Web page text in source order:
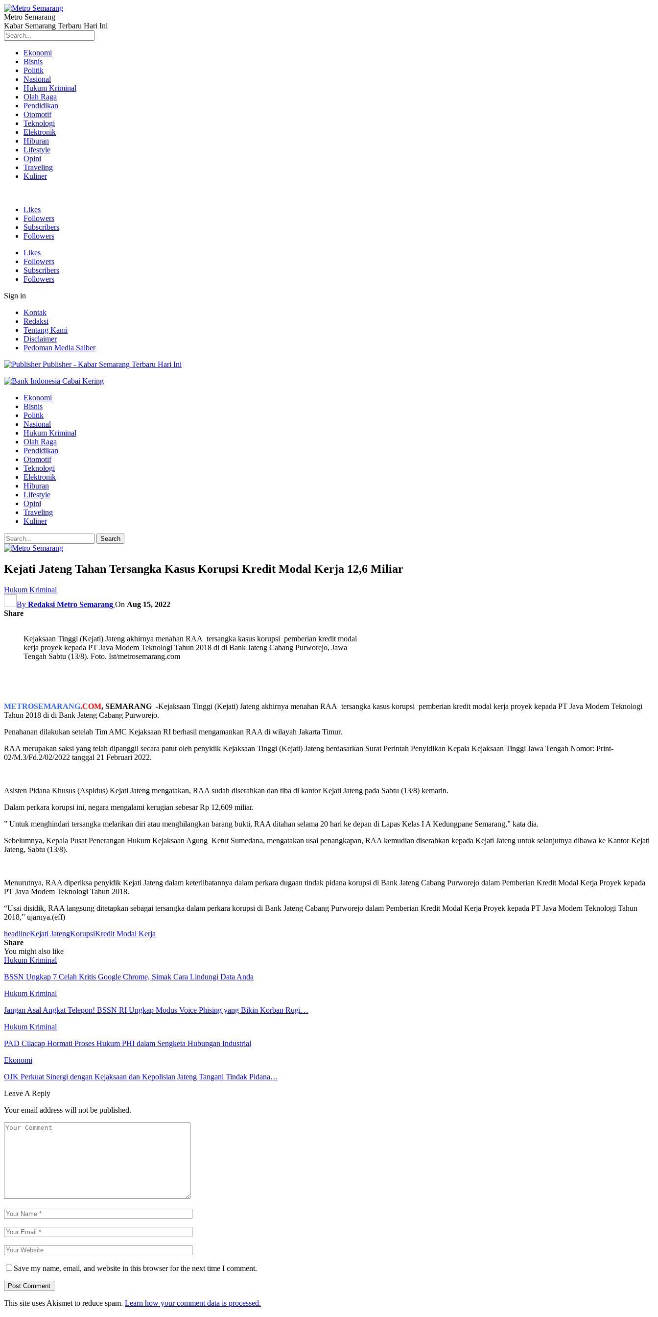
Metro Semarang
Kabar Semarang Terbaru Hari Ini
Ekonomi
Bisnis
Politik
Nasional
Hukum Kriminal
Olah Raga
Pendidikan
Otomotif
Teknologi
Elektronik
Hiburan
Lifestyle
Opini
Traveling
Kuliner
Likes
Followers
Subscribers
Followers
Likes
Followers
Subscribers
Followers
Sign in
Kontak
Redaksi
Tentang Kami
Disclaimer
Pedoman Media Saiber
Publisher - Kabar Semarang Terbaru Hari Ini
Ekonomi
Bisnis
Politik
Nasional
Hukum Kriminal
Olah Raga
Pendidikan
Otomotif
Teknologi
Elektronik
Hiburan
Lifestyle
Opini
Traveling
Kuliner
Kejati Jateng Tahan Tersangka Kasus Korupsi Kredit Modal Kerja 12,6 Miliar
Hukum Kriminal
By Redaksi Metro Semarang On Aug 15, 2022
Share
Kejaksaan Tinggi (Kejati) Jateng akhirnya menahan RAA tersangka kasus korupsi pemberian kredit modal
kerja proyek kepada PT Java Modem Teknologi Tahun 2018 di di Bank Jateng Cabang Purworejo, Jawa
Tengah Sabtu (13/8). Foto. Ist/metrosemarang.com
METROSEMARANG.COM, SEMARANG -Kejaksaan Tinggi (Kejati) Jateng akhirnya menahan RAA tersangka kasus korupsi pemberian kredit modal kerja proyek kepada PT Java Modem Teknologi
Tahun 2018 di di Bank Jateng Cabang Purworejo.
Penahanan dilakukan setelah Tim AMC Kejaksaan RI berhasil mengamankan RAA di wilayah Jakarta Timur.
RAA merupakan saksi yang telah dipanggil secara patut oleh penyidik Kejaksaan Tinggi (Kejati) Jateng berdasarkan Surat Perintah Penyidikan Kepala Kejaksaan Tinggi Jawa Tengah Nomor: Print-
02/M.3/Fd.2/02/2022 tanggal 21 Februari 2022.
Asisten Pidana Khusus (Aspidus) Kejati Jateng mengatakan, RAA sudah diserahkan dan tiba di kantor Kejati Jateng pada Sabtu (13/8) kemarin.
Dalam perkara korupsi ini, negara mengalami kerugian sebesar Rp 12,609 miliar.
” Untuk menghindari tersangka melarikan diri atau menghilangkan barang bukti, RAA ditahan selama 20 hari ke depan di Lapas Kelas I A Kedungpane Semarang,” kata dia.
Sebelumnya, Kepala Pusat Penerangan Hukum Kejaksaan Agung Ketut Sumedana, mengatakan usai penangkapan, RAA kemudian diserahkan kepada Kejati Jateng untuk selanjutnya dibawa ke Kantor Kejati
Jateng, Sabtu (13/8).
Menurutnya, RAA diperiksa penyidik Kejati Jateng dalam keterlibatannya dalam perkara dugaan tindak pidana korupsi di Bank Jateng Cabang Purworejo dalam Pemberian Kredit Modal Kerja Proyek kepada
PT Java Modem Teknologi Tahun 2018.
“Usai disidik, RAA langsung ditetapkan sebagai tersangka dalam perkara korupsi di Bank Jateng Cabang Purworejo dalam Pemberian Kredit Modal Kerja Proyek kepada PT Java Modern Teknologi Tahun
2018,” ujarnya.(eff)
headlineKejati JatengKorupsiKredit Modal Kerja
Share
You might also like
Hukum Kriminal
BSSN Ungkap 7 Celah Kritis Google Chrome, Simak Cara Lindungi Data Anda
Hukum Kriminal
Jangan Asal Angkat Telepon! BSSN RI Ungkap Modus Voice Phising yang Bikin Korban Rugi…
Hukum Kriminal
PAD Cilacap Hormati Proses Hukum PHI dalam Sengketa Hubungan Industrial
Ekonomi
OJK Perkuat Sinergi dengan Kejaksaan dan Kepolisian Jateng Tangani Tindak Pidana…
Leave A Reply
Your email address will not be published.
Save my name, email, and website in this browser for the next time I comment.
This site uses Akismet to reduce spam. Learn how your comment data is processed.